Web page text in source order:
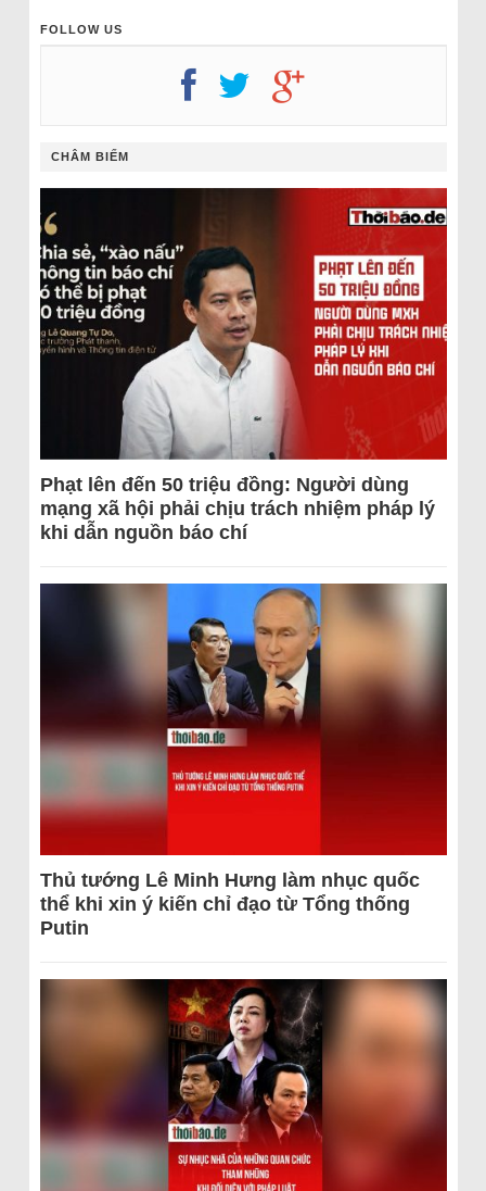
FOLLOW US
CHÂM BIẾM
Phạt lên đến 50 triệu đồng: Người dùng
mạng xã hội phải chịu trách nhiệm pháp lý
khi dẫn nguồn báo chí
Thủ tướng Lê Minh Hưng làm nhục quốc
thể khi xin ý kiến chỉ đạo từ Tổng thống
Putin